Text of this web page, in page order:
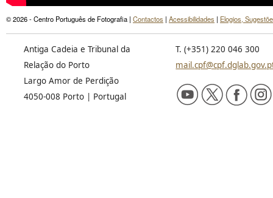
Antiga Cadeia e Tribunal da
Relação do Porto
Largo Amor de Perdição
4050-008 Porto | Portugal
T. (+351) 220 046 300
© 2026 - Centro Português de Fotografia | Contactos | Acessibilidades | Elogios,